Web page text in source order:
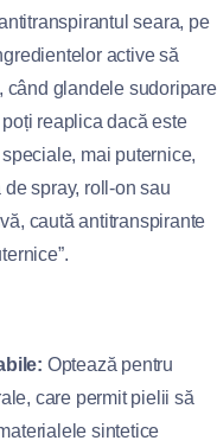
seara, pe
active să
când glandele sudoripare
reaplica dacă este
mai puternice,
spray, roll-on sau
caută antitranspirante
Optează pentru
care permit pielii să
sintetice